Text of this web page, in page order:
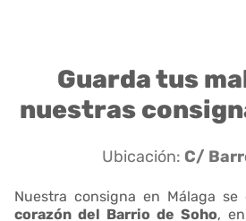
Guarda tus
nuestras
Ubicación: C/
Nuestra consigna en Málaga se
corazón del Barrio de Soho,